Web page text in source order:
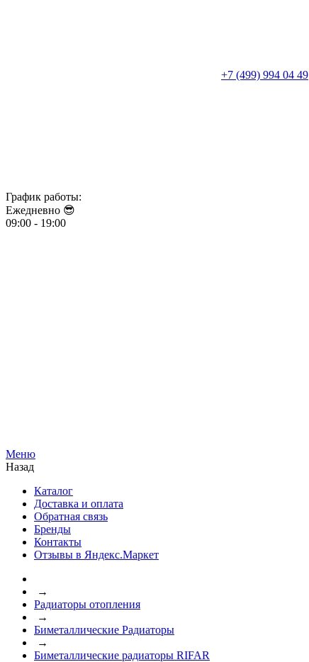
+7 (499) 994 04 49
График работы:
Ежедневно 😎​​​​​​​
09:00 - 19:00
Меню
Назад
Каталог
Доставка и оплата
Обратная связь
Бренды
Контакты
Отзывы в Яндекс.Маркет
→
Радиаторы отопления
→
Биметаллические Радиаторы
→
Биметаллические радиаторы RIFAR